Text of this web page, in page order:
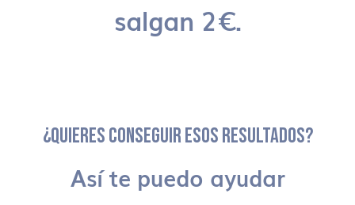
salgan 2€.
¿QUIERES CONSEGUIR ESOS RESULTADOS?
Así te puedo ayudar